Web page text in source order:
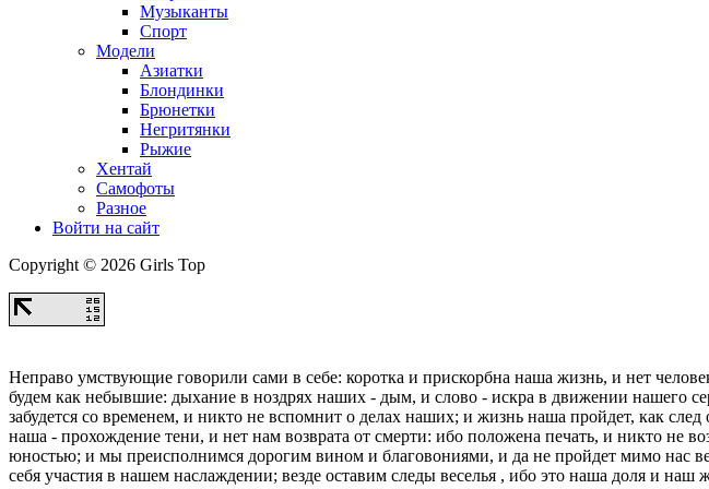
Музыканты
Спорт
Модели
Азиатки
Блондинки
Брюнетки
Негритянки
Рыжие
Хентай
Самофоты
Разное
Войти на сайт
Copyright © 2026 Girls Top
Неправо умствующие говорили сами в себе: коротка и прискорбна наша жизнь, и нет
будем как небывшие: дыхание в ноздрях наших - дым, и слово - искра в движении нашего
забудется со временем, и никто не вспомнит о делах наших; и жизнь наша пройдет, как
наша - прохождение тени, и нет нам возврата от смерти: ибо положена печать, и никто не
юностью; и мы преисполнимся дорогим вином и благовониями, и да не пройдет мимо нас
себя участия в нашем наслаждении; везде оставим следы веселья , ибо это наша доля и